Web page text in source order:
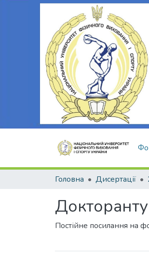
Головна Дисертації
Постійне посилання на